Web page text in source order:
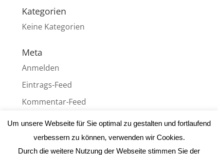
Kategorien
Keine Kategorien
Meta
Anmelden
Eintrags-Feed
Kommentar-Feed
WordPress.org
Um unsere Webseite für Sie optimal zu gestalten und fortlaufend
verbessern zu können, verwenden wir Cookies.
Durch die weitere Nutzung der Webseite stimmen Sie der